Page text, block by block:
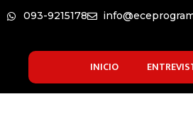
093-9215178
INICIO